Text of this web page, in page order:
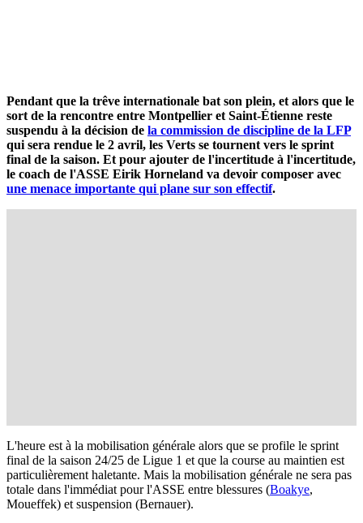
Pendant que la trêve internationale bat son plein, et alors que le
sort de la rencontre entre Montpellier et Saint-Étienne reste
suspendu à la décision de la commission de discipline de la LFP
qui sera rendue le 2 avril, les Verts se tournent vers le sprint
final de la saison. Et pour ajouter de l'incertitude à l'incertitude,
le coach de l'ASSE Eirik Horneland va devoir composer avec
une menace importante qui plane sur son effectif.
L'heure est à la mobilisation générale alors que se profile le sprint
final de la saison 24/25 de Ligue 1 et que la course au maintien est
particulièrement haletante. Mais la mobilisation générale ne sera pas
totale dans l'immédiat pour l'ASSE entre blessures (Boakye,
Moueffek) et suspension (Bernauer).